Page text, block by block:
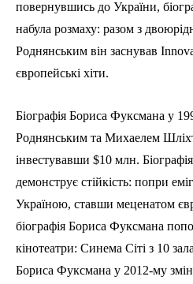
повернувшись до України,
набула розмаху: разом з
Роднянським він заснував
європейські хіти.
Біографія Бориса Фуксмана у
Роднянським та Михаелем
інвестувавши $10 млн.
демонструє стійкість: попри
Україною, ставши меценатом
біографія Бориса Фуксмана
кінотеатри: Синема Сіті з 10
Бориса Фуксмана у 2012-му